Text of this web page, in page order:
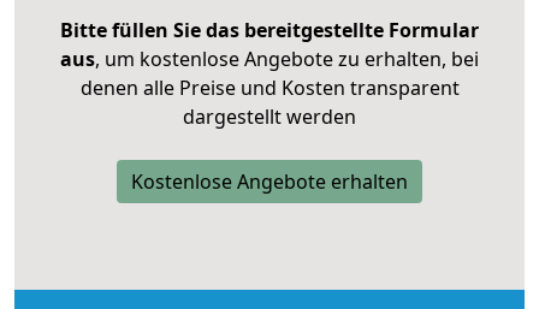
Bitte füllen Sie das bereitgestellte Formular
aus, um kostenlose Angebote zu erhalten, bei
denen alle Preise und Kosten transparent
dargestellt werden
Kostenlose Angebote erhalten